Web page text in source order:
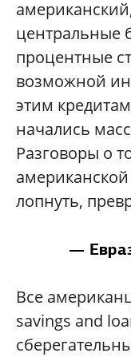
центральные
процентные
возможной
этим
начались
Разговоры о
лопнуть,
—
Все
savings and